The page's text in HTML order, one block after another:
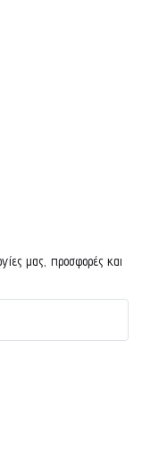
μας, προσφορές και